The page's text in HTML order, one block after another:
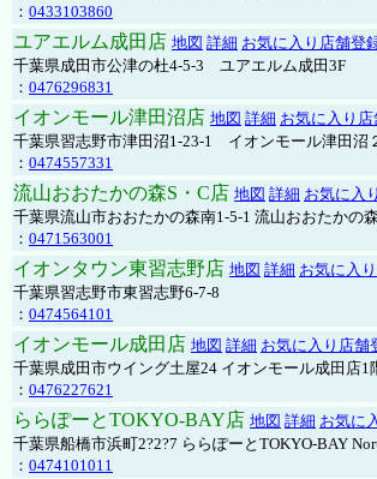
： 0433103860
ユアエルム成田店 地図 詳細 お気に入り店舗登
千葉県成田市公津の杜4-5-3 ユアエルム成田3F
： 0476296831
イオンモール津田沼店 地図 詳細 お気に入り
千葉県習志野市津田沼1-23-1 イオンモール津田沼
： 0474557331
流山おおたかの森S・C店 地図 詳細 お気に入
千葉県流山市おおたかの森南1-5-1 流山おおたかの
： 0471563001
イオンタウン東習志野店 地図 詳細 お気に入
千葉県習志野市東習志野6-7-8
： 0474564101
イオンモール成田店 地図 詳細 お気に入り店舗
千葉県成田市ウイング土屋24 イオンモール成田店1
： 0476227621
ららぽーとTOKYO-BAY店 地図 詳細 お気に
千葉県船橋市浜町2?2?7 ららぽーとTOKYO-BAY
： 0474101011